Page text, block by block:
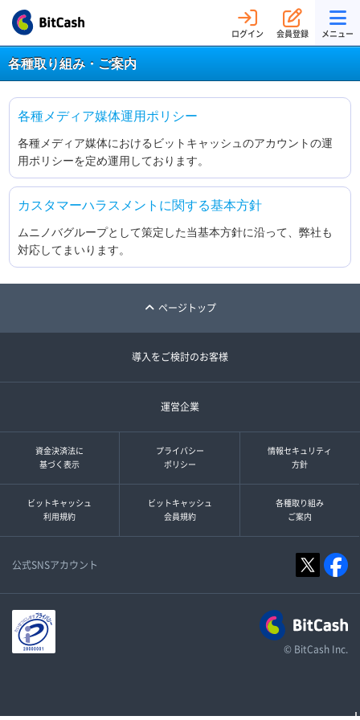
ログイン 会員登録 メニュー
各種取り組み・ご案内
各種メディア媒体運用ポリシー
各種メディア媒体におけるビットキャッシュのアカウントの運
用ポリシーを定め運用しております。
カスタマーハラスメントに関する基本方針
ムニノバグループとして策定した当基本方針に沿って、弊社も
対応してまいります。
ページトップ
導入をご検討のお客様
運営企業
資金決済法に
基づく表示
プライバシー
ポリシー
情報セキュリティ
方針
ビットキャッシュ
利用規約
ビットキャッシュ
会員規約
各種取り組み
ご案内
公式SNSアカウント
© BitCash Inc.